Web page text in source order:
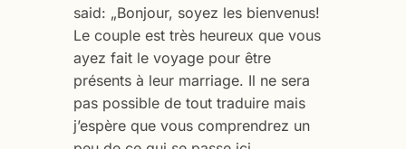
said: „Bonjour, soyez les bienvenus!
Le couple est très heureux que vous
ayez fait le voyage pour être
présents à leur marriage. Il ne sera
pas possible de tout traduire mais
j’espère que vous comprendrez un